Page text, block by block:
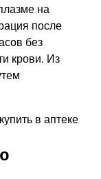
на
после
без
крови. Из